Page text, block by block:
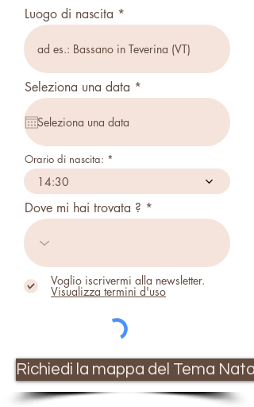
Luogo di nascita
Seleziona una data *
e
r
Orario di nascita:
14:30
Dove mi hai trovata ?
Voglio iscrivermi alla newsletter.
Visualizza termini d'uso
Richiedi la mappa del Tema